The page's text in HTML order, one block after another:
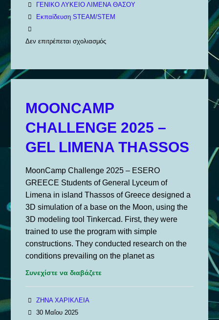
ΓΕΝΙΚΟ ΛΥΚΕΙΟ ΛΙΜΕΝΑ ΘΑΣΟΥ
Εκπαίδευση STEAM/STEM
Δεν επιτρέπεται σχολιασμός
Σωματιδίων
–
Γε.Λ.
Θάσος
MOONCAMP
CHALLENGE 2025 –
GEL LIMENA THASSOS
MoonCamp Challenge 2025 – ESERO
GREECE Students of General Lyceum of
Limena in island Thassos of Greece designed a
3D simulation of a base on the Moon, using the
3D modeling tool Tinkercad. First, they were
trained to use the program with simple
constructions. They conducted research on the
conditions prevailing on the planet as
Συνεχίστε να διαβάζετε
ΖΗΝΑ ΧΑΡΙΚΛΕΙΑ
30 Μαΐου 2025